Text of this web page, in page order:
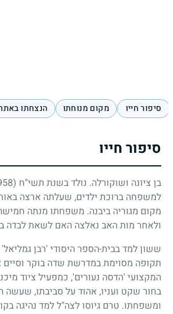
סיפור חייו מקום מנוחתו הנצחתו
סיפור חייו
בן ציונה ושוקורלה. נולד בשנת תשי"ח (1958)
למשפחה ברוכת ילדים, שעלתה ארצה
מקום מגוריה ביבנה. משפחתו מנתה
ולאחר מות האב נאלצה האם לשאת לבדה
ששון למד בבית-הספר היסודי 'רבן
תקופה מסוימת במדרשת שדה בוקר וסיים
המקצועי 'הדסה נעורים', כמפעיל ציוד
בחור שקט ועניו, אהוד על סביבתו, שעשה
ומשפחתו. טרם גיוסו לצה"ל למד נהיגה